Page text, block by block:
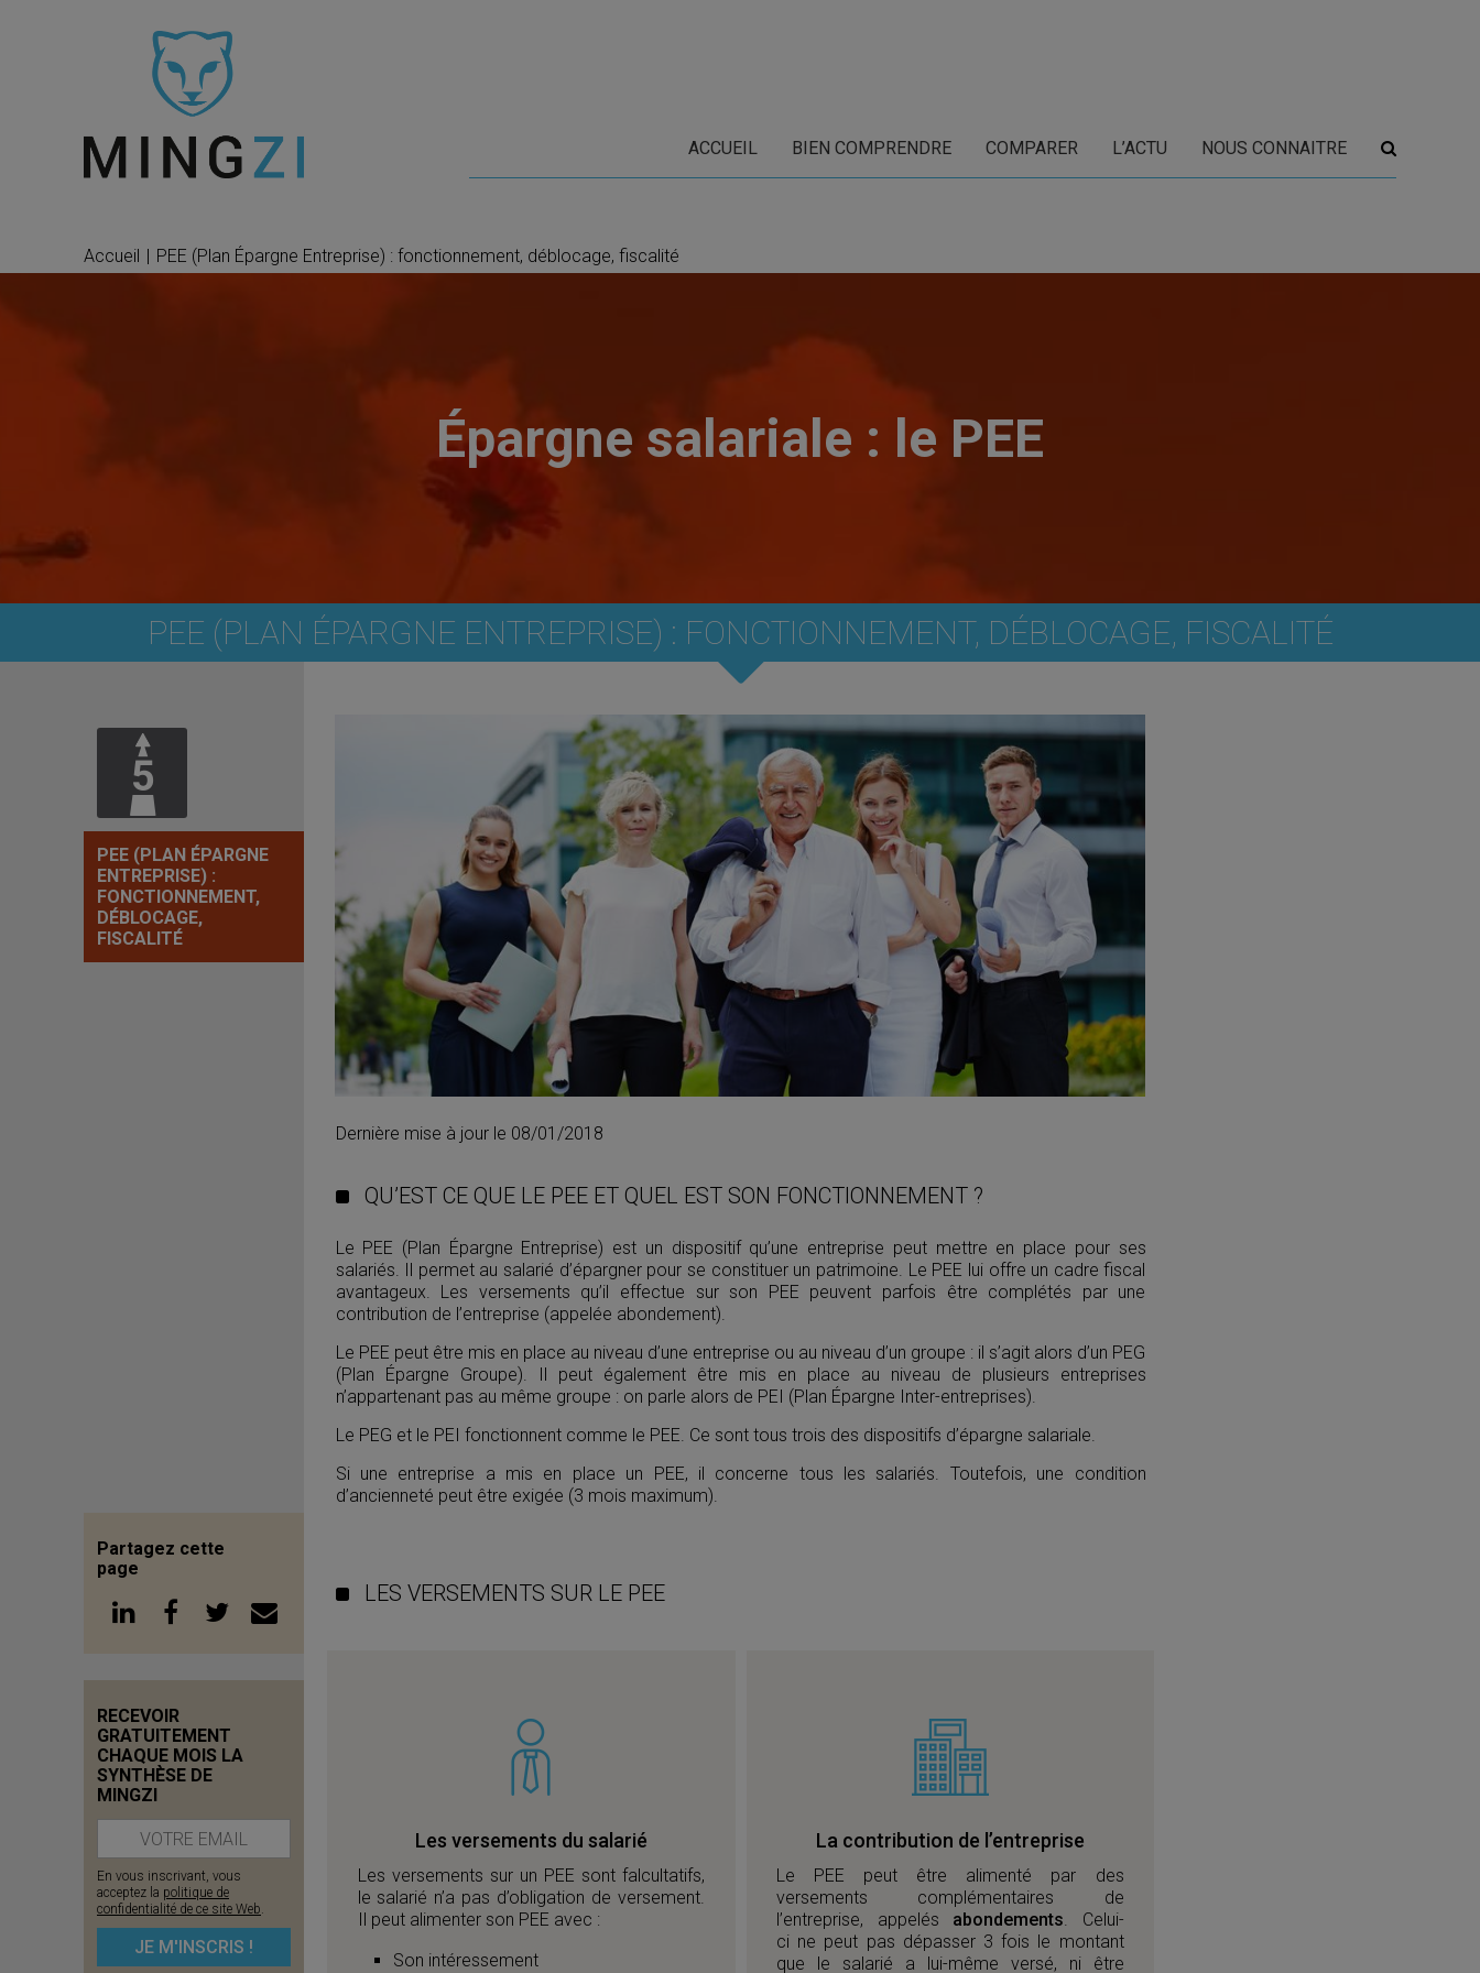
ACCUEIL BIEN COMPRENDRE COMPARER L’ACTU NOUS CONNAITRE
Accueil | PEE (Plan Épargne Entreprise) : fonctionnement, déblocage, fiscalité
Épargne salariale : le PEE
PEE (PLAN ÉPARGNE ENTREPRISE) : FONCTIONNEMENT, DÉBLOCAGE, FISCALITÉ
Dernière mise à jour le 08/01/2018
QU’EST CE QUE LE PEE ET QUEL EST SON FONCTIONNEMENT ?
Le PEE (Plan Épargne Entreprise) est un dispositif qu’une entreprise peut mettre en place pour ses
salariés. Il permet au salarié d’épargner pour se constituer un patrimoine. Le PEE lui offre un cadre fiscal
avantageux. Les versements qu’il effectue sur son PEE peuvent parfois être complétés par une
contribution de l’entreprise (appelée abondement).
Le PEE peut être mis en place au niveau d’une entreprise ou au niveau d’un groupe : il s’agit alors d’un PEG
(Plan Épargne Groupe). Il peut également être mis en place au niveau de plusieurs entreprises
n’appartenant pas au même groupe : on parle alors de PEI (Plan Épargne Inter-entreprises).
Le PEG et le PEI fonctionnent comme le PEE. Ce sont tous trois des dispositifs d’épargne salariale.
Si une entreprise a mis en place un PEE, il concerne tous les salariés. Toutefois, une condition
d’ancienneté peut être exigée (3 mois maximum).
LES VERSEMENTS SUR LE PEE
Les versements du salarié
Les versements sur un PEE sont falcultatifs,
le salarié n’a pas d’obligation de versement.
Il peut alimenter son PEE avec :
Son intéressement
La contribution de l’entreprise
Le PEE peut être alimenté par des
versements complémentaires de
l’entreprise, appelés abondements. Celui-
ci ne peut pas dépasser 3 fois le montant
que le salarié a lui-même versé, ni être
PEE (PLAN ÉPARGNE
ENTREPRISE) :
FONCTIONNEMENT,
DÉBLOCAGE,
FISCALITÉ
Partagez cette
page
RECEVOIR
GRATUITEMENT
CHAQUE MOIS LA
SYNTHÈSE DE
MINGZI
En vous inscrivant, vous
acceptez la politique de
confidentialité de ce site Web.